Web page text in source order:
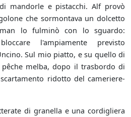
mandorle e pistacchi. Alf provò
che sormontava un dolcetto
lo fulminò con lo sguardo:
l'ampiamente previsto
Sul mio piatto, e su quello di
melba, dopo il trasbordo di
ridotto del cameriere-
di granella e una cordigliera